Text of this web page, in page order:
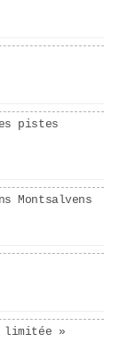
pistes
Montsalvens
limitée »